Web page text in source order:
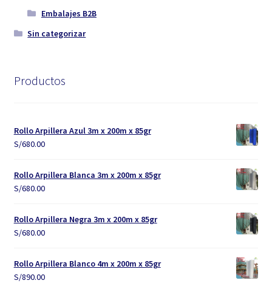
Embalajes B2B
Sin categorizar
Productos
Rollo Arpillera Azul 3m x 200m x 85gr
S/680.00
Rollo Arpillera Blanca 3m x 200m x 85gr
S/680.00
Rollo Arpillera Negra 3m x 200m x 85gr
S/680.00
Rollo Arpillera Blanco 4m x 200m x 85gr
S/890.00